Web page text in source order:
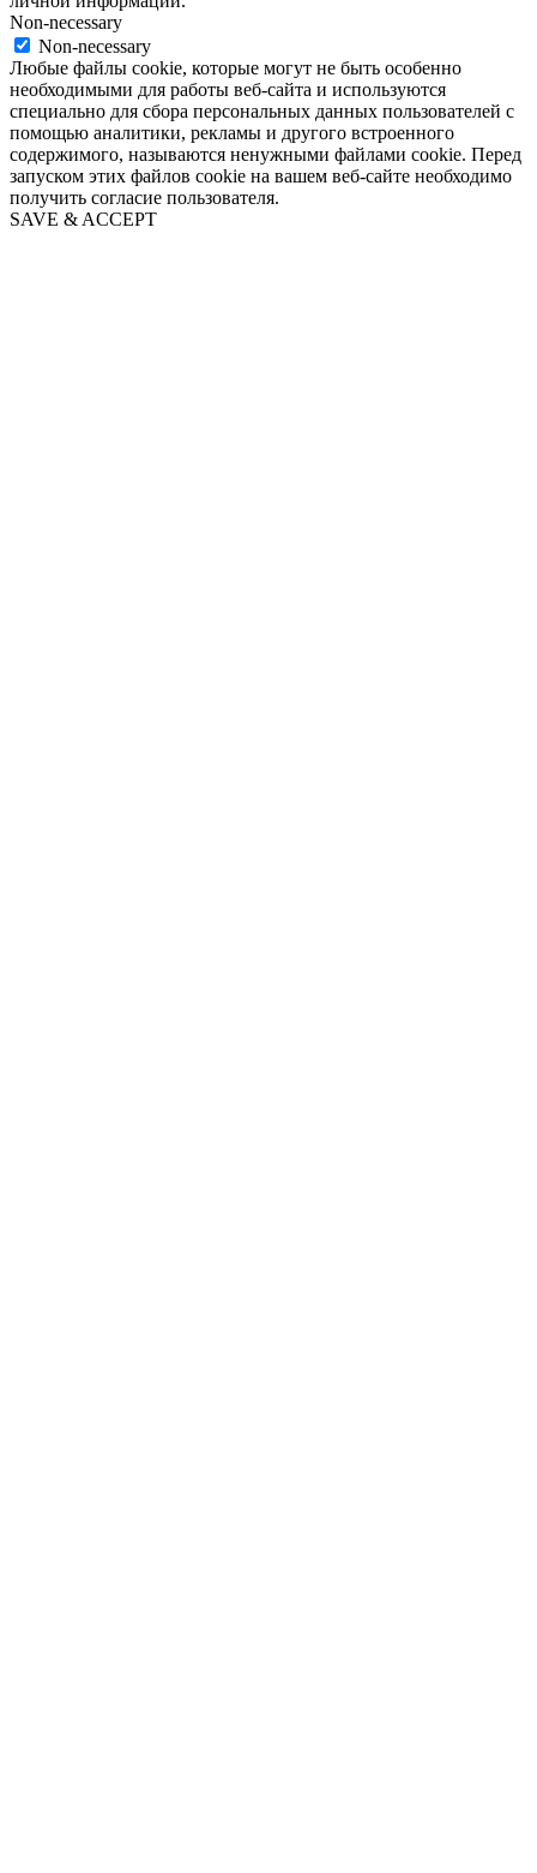
Non-necessary
Non-necessary
Любые файлы cookie, которые могут не быть особенно
необходимыми для работы веб-сайта и используются
специально для сбора персональных данных пользователей с
помощью аналитики, рекламы и другого встроенного
содержимого, называются ненужными файлами cookie. Перед
запуском этих файлов cookie на вашем веб-сайте необходимо
получить согласие пользователя.
SAVE & ACCEPT